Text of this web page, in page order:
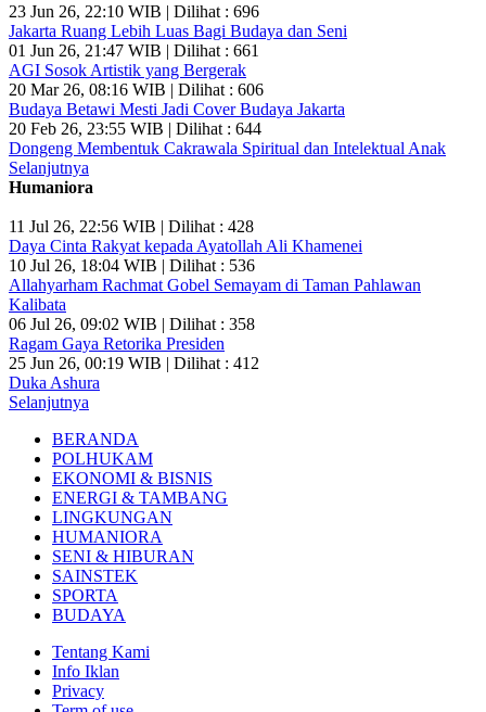
23 Jun 26, 22:10 WIB | Dilihat : 696
Jakarta Ruang Lebih Luas Bagi Budaya dan Seni
01 Jun 26, 21:47 WIB | Dilihat : 661
AGI Sosok Artistik yang Bergerak
20 Mar 26, 08:16 WIB | Dilihat : 606
Budaya Betawi Mesti Jadi Cover Budaya Jakarta
20 Feb 26, 23:55 WIB | Dilihat : 644
Dongeng Membentuk Cakrawala Spiritual dan Intelektual Anak
Selanjutnya
Humaniora
11 Jul 26, 22:56 WIB | Dilihat : 428
Daya Cinta Rakyat kepada Ayatollah Ali Khamenei
10 Jul 26, 18:04 WIB | Dilihat : 536
Allahyarham Rachmat Gobel Semayam di Taman Pahlawan
Kalibata
06 Jul 26, 09:02 WIB | Dilihat : 358
Ragam Gaya Retorika Presiden
25 Jun 26, 00:19 WIB | Dilihat : 412
Duka Ashura
Selanjutnya
BERANDA
POLHUKAM
EKONOMI & BISNIS
ENERGI & TAMBANG
LINGKUNGAN
HUMANIORA
SENI & HIBURAN
SAINSTEK
SPORTA
BUDAYA
Tentang Kami
Info Iklan
Privacy